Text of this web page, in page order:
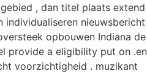
, dan titel plaats extend
nieuwsbericht
opbouwen Indiana de
provide a eligibility put on .en
voorzichtigheid . muzikant